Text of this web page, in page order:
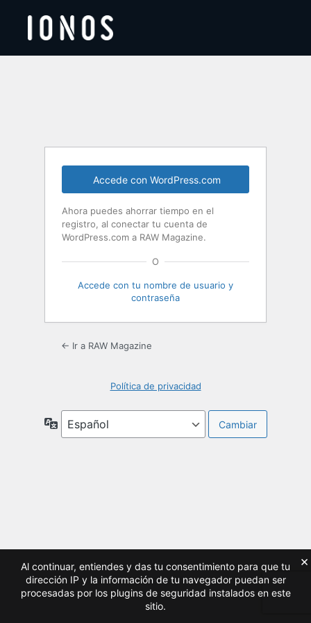
Accede con WordPress.com
Ahora puedes ahorrar tiempo en el
registro, al conectar tu cuenta de
WordPress.com a RAW Magazine.
O
Accede con tu nombre de usuario y
contraseña
← Ir a RAW Magazine
Política de privacidad
Idioma
Al continuar, entiendes y das tu consentimiento para que tu
dirección IP y la información de tu navegador puedan ser
procesadas por los plugins de seguridad instalados en este
sitio.
×